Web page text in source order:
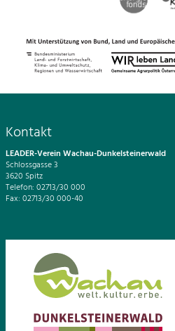
Kontakt
LEADER-Verein Wachau-Dunkelsteinerwald
Schlossgasse 3
3620 Spitz
Telefon: 02713/30 000
Fax: 02713/30 000-40